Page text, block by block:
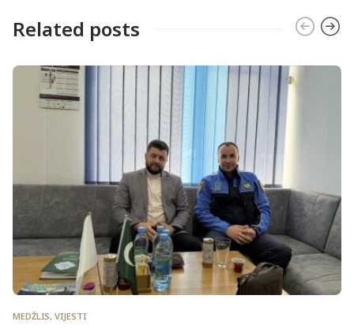
Related posts
MEDŽLIS, VIJESTI